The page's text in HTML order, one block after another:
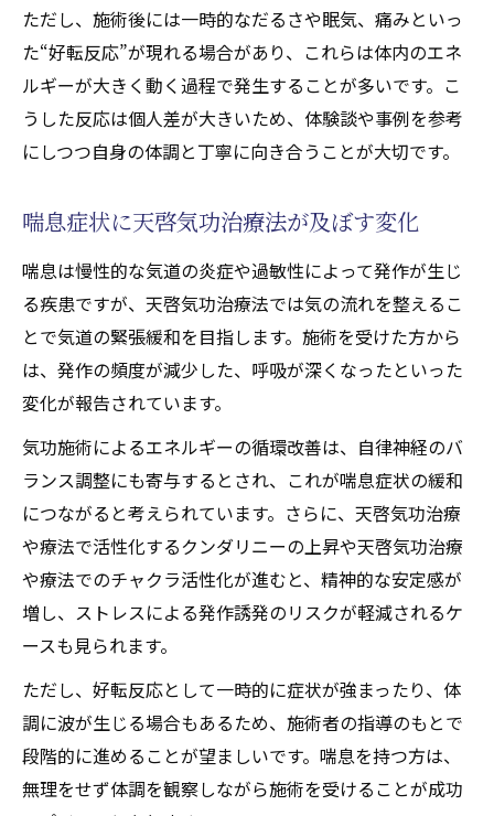
寛解につながる体感の違いを丁寧に解説
施術を重ねることで現れる変化とその持続
性
呼吸器症状と天啓気功治療や療法で活性化する
チャクラ覚醒の経験談に注目
覚醒と天啓気功治療法の深い関係
喘息や間質性肺炎に影響する天啓気功治療
や療法で活性化するチャクラの動き
施術体験談から読み解く天啓気功治療や療
法で活性化するチャクラ覚醒の実感
天啓気功治療法で得られる呼吸器への変化
エネルギー循環を感じる天啓気功治療や療
法で活性化するチャクラ覚醒の瞬間
施術後に現れる反応と安全性の見極め方
天啓気功治療法の施術後に出やすい症状と
は
体感できる変化と正常な好転反応の違い
点
施術後のだるさや眠気は一時的な反応か
間質性肺炎や喘息の症状悪化と見分けるポ
ただし、施術後には一時的なだるさや眠気、痛みといっ
た“好転反応”が現れる場合があり、これらは体内のエネ
ルギーが大きく動く過程で発生することが多いです。こ
うした反応は個人差が大きいため、体験談や事例を参考
にしつつ自身の体調と丁寧に向き合うことが大切です。
喘息症状に天啓気功治療法が及ぼす変化
喘息は慢性的な気道の炎症や過敏性によって発作が生じ
る疾患ですが、天啓気功治療法では気の流れを整えるこ
とで気道の緊張緩和を目指します。施術を受けた方から
は、発作の頻度が減少した、呼吸が深くなったといった
変化が報告されています。
気功施術によるエネルギーの循環改善は、自律神経のバ
ランス調整にも寄与するとされ、これが喘息症状の緩和
につながると考えられています。さらに、天啓気功治療
や療法で活性化するクンダリニーの上昇や天啓気功治療
や療法でのチャクラ活性化が進むと、精神的な安定感が
増し、ストレスによる発作誘発のリスクが軽減されるケ
ースも見られます。
ただし、好転反応として一時的に症状が強まったり、体
調に波が生じる場合もあるため、施術者の指導のもとで
段階的に進めることが望ましいです。喘息を持つ方は、
無理をせず体調を観察しながら施術を受けることが成功